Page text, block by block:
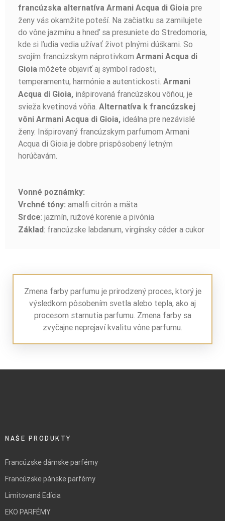
francúzska alternatíva Armani Acqua di Gioia pre
ženy vás okamžite poteší. Na začiatku sa zamilujete
do vône jazmínu a hneď sa presuniete do Stredomoria,
kde si ľudia vedia užívať život plnými dúškami. So
svojím francúzskym náprotivkom Armani Acqua di
Gioia môžete objaviť aj symbol radosti,
temperamentu, harmónie a autentickosti. Armani
Acqua di Gioia, inšpirovaná francúzskou vôňou, je
svieža kvetinová vôňa. Alternatíva k francúzskej
vôni Armani Acqua di Gioia, ideálna pre nezávislé
ženy. Inšpirovaný francúzskym parfumom Armani
Acqua di Gioia je dobre prispôsobený letným
horúčavám.
Vonné poznámky:
Vrchné tóny: amalfi citrón a mäta
Srdce: jazmín, ružové korenie a pivónia
Základ: francúzske labdanum, virgínsky céder a cukor
Zmena farby parfumu je prirodzený proces, ktorý je
výsledkom pôsobením svetla alebo tepla, ako aj
procesom starnutia parfumu. Zmena farby sa
zvyčajne neprejaví kvalitu vône parfumu.
NAŠE PRODUKTY
Francúzske dámske parfémy
Francúzske pánske parfémy
Limitovaná Edícia
EKO PARFÉMY